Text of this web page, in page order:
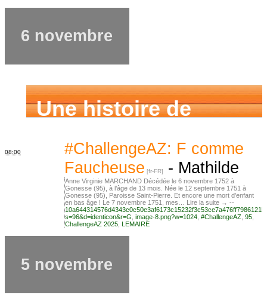
6 novembre
Une histoire de
famille
08:00
#ChallengeAZ: F comme
Faucheuse
- Mathilde
Anne Virginie MARCHAND Décédée le 6 novembre 1752 à
Gonesse (95), à l’âge de 13 mois. Née le 12 septembre 1751 à
Gonesse (95), Paroisse Saint-Pierre. Et encore une mort d’enfant
en bas âge ! Le 7 novembre 1751, mes… Lire la suite → --
s=96&d=identicon&r=G image-8.png?w=1024 #ChallengeAZ 95
ChallengeAZ 2025
LEMAIRE
5 novembre